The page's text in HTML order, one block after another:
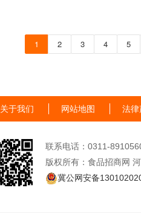
1 2 3 4 5
关于我们 网站地图 法律
联系电话：0311-
版权所有：食品招商网
冀公网安备